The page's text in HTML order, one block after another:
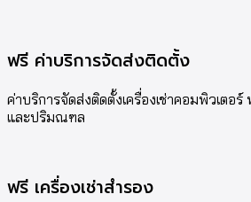
ฟรี ค่าบริการจัดส่งติดตั้ง
ค่าบริการจัดส่งติดตั้งเครื่องเช่าคอมพิวเตอร์
และปริมณฑล
ฟรี เครื่องเช่าสำรอง